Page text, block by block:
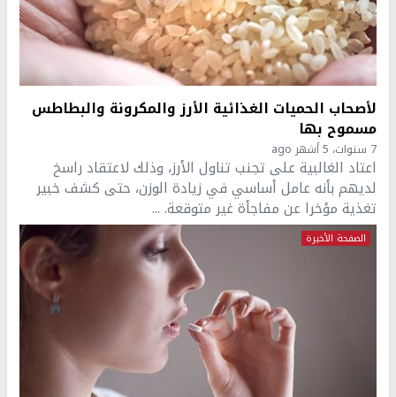
لأصحاب الحميات الغذائية الأرز والمكرونة والبطاطس
مسموح بها
7 سنوات، 5 أشهر ago
اعتاد الغالبية على تجنب تناول الأرز، وذلك لاعتقاد راسخ
لديهم بأنه عامل أساسي في زيادة الوزن، حتى كشف خبير
تغذية مؤخرا عن مفاجأة غير متوقعة. ...
الصفحة الأخيرة